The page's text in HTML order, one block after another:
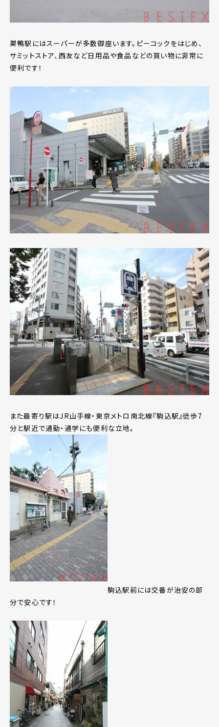
巣鴨駅にはスーパーが多数御座います。ピーコックをはじめ、
サミットストア、西友など日用品や食品などの買い物に非常に
便利です！
また最寄り駅はJR山手線・東京メトロ南北線『駒込駅』徒歩7
分と駅近で通勤・通学にも便利な立地。
駒込駅前には交番が治安の部
分で安心です！